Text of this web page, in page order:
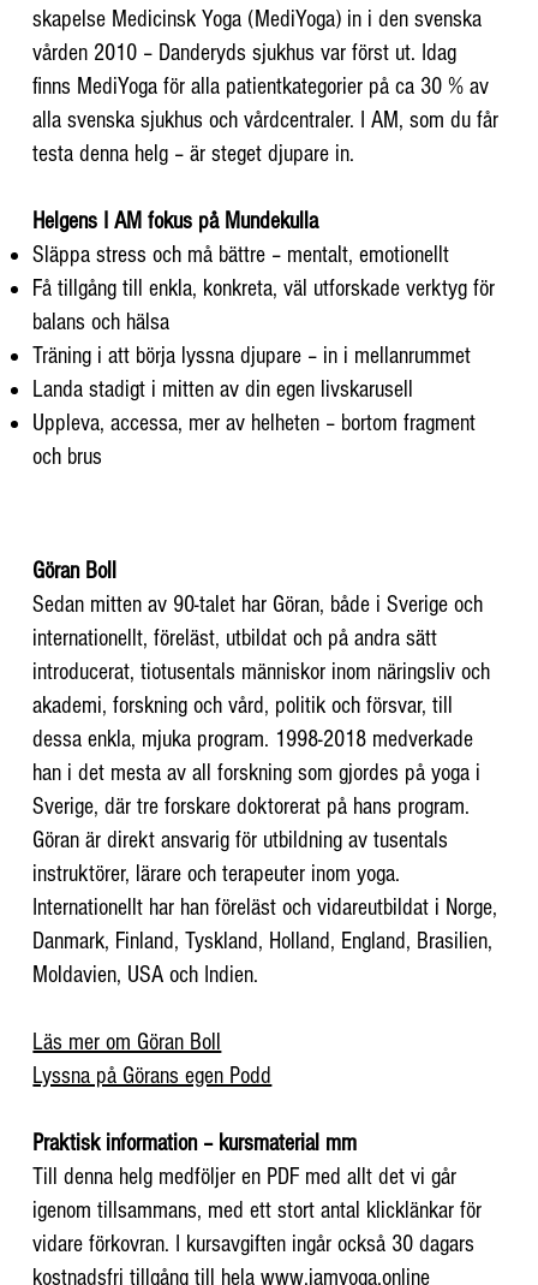
skapelse Medicinsk Yoga (MediYoga) in i den svenska
vården 2010 – Danderyds sjukhus var först ut. Idag
finns MediYoga för alla patientkategorier på ca 30 % av
alla svenska sjukhus och vårdcentraler. I AM, som du får
testa denna helg – är steget djupare in.
Helgens I AM fokus på Mundekulla​​
Släppa stress och må bättre – mentalt, emotionellt
Få tillgång till enkla, konkreta, väl utforskade verktyg för
balans och hälsa
Träning i att börja lyssna djupare – in i mellanrummet
Landa stadigt i mitten av din egen livskarusell
Uppleva, accessa, mer av helheten – bortom fragment
och brus
Göran Boll
Sedan mitten av 90-talet har Göran, både i Sverige och
internationellt, föreläst, utbildat och på andra sätt
introducerat, tiotusentals människor inom näringsliv och
akademi, forskning och vård, politik och försvar, till
dessa enkla, mjuka program. 1998-2018 medverkade
han i det mesta av all forskning som gjordes på yoga i
Sverige, där tre forskare doktorerat på hans program.
Göran är direkt ansvarig för utbildning av tusentals
instruktörer, lärare och terapeuter inom yoga.
Internationellt har han föreläst och vidareutbildat i Norge,
Danmark, Finland, Tyskland, Holland, England, Brasilien,
Moldavien, USA och Indien.
Läs mer om Göran Boll
Lyssna på Görans egen Podd
Praktisk information – kursmaterial mm
Till denna helg medföljer en PDF med allt det vi går
igenom tillsammans, med ett stort antal klicklänkar för
vidare förkovran. I kursavgiften ingår också 30 dagars
kostnadsfri tillgång till helawww.iamyoga.online